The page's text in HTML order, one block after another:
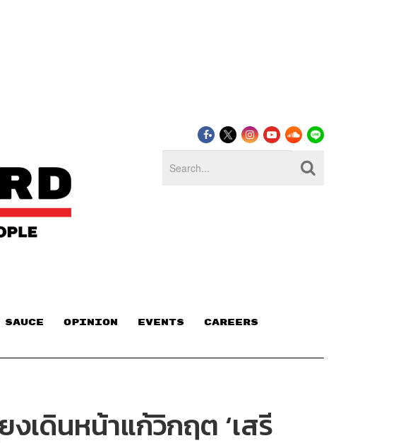
OPINION EVENTS CAREERS
เดินหน้าแก้วิกฤต ‘เสรี